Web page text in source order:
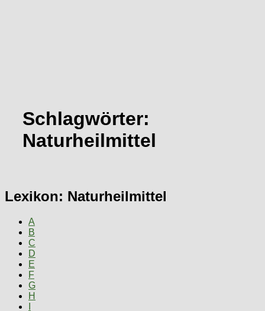
Schlagwörter:
Naturheilmittel
Lexikon: Naturheilmittel
A
B
C
D
E
F
G
H